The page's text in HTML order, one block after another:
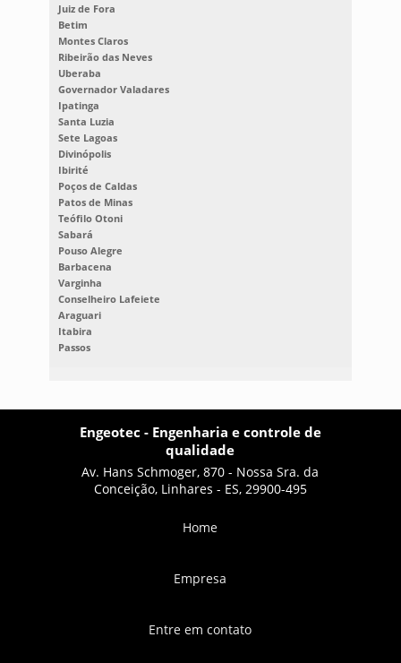
Juiz de Fora
Betim
Montes Claros
Ribeirão das Neves
Uberaba
Governador Valadares
Ipatinga
Santa Luzia
Sete Lagoas
Divinópolis
Ibirité
Poços de Caldas
Patos de Minas
Teófilo Otoni
Sabará
Pouso Alegre
Barbacena
Varginha
Conselheiro Lafeiete
Araguari
Itabira
Passos
Engeotec - Engenharia e controle de
qualidade
Av. Hans Schmoger, 870 - Nossa Sra. da
Conceição, Linhares - ES, 29900-495
Home
Empresa
Entre em contato